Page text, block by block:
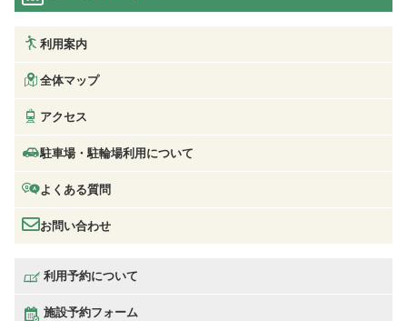
利用案内
全体マップ
アクセス
駐車場・駐輪場利用について
よくある質問
お問い合わせ
利用予約について
施設予約フォーム